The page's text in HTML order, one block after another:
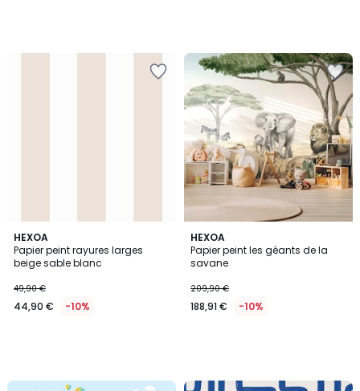
HEXOA
Papier peint rayures larges
beige sable blanc
49,90 €
44,90 € -10%
HEXOA
Papier peint les géants de la
savane
209,90 €
188,91 € -10%